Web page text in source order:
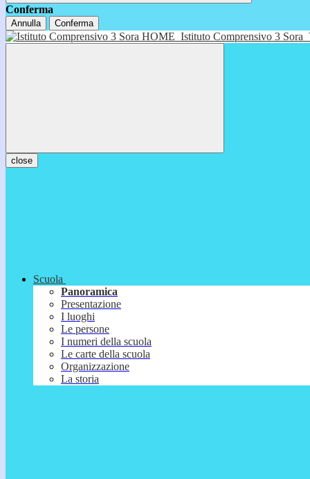
Conferma
Annulla Conferma
HOME Istituto Comprensivo 3 Sora
close
Scuola
Panoramica
Presentazione
I luoghi
Le persone
I numeri della scuola
Le carte della scuola
Organizzazione
La storia